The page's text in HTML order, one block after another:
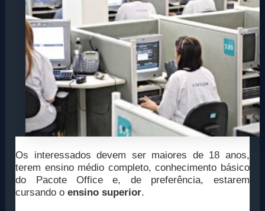
Os interessados devem ser maiores de 18 anos,
terem ensino médio completo, conhecimento básico
do Pacote Office e, de preferência, estarem
cursando oensino superior.